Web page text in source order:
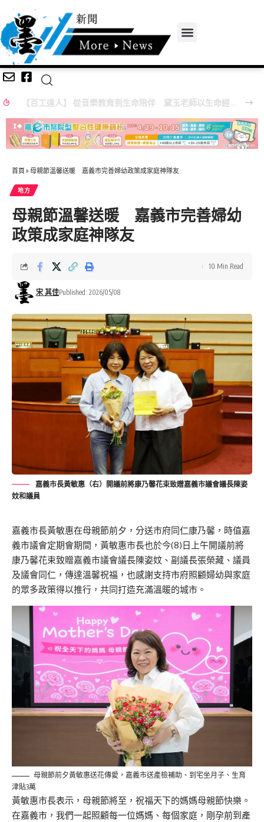
【百工達人】 從音樂教育到生命陪伴 黛玉老師以生命經驗打造共學平台
首頁 » 母親節溫馨送暖 嘉義市完善婦幼政策成家庭神隊友
地方
母親節溫馨送暖 嘉義市完善婦幼
政策成家庭神隊友
宋 其佳Published: 2026/05/08
10 Min Read
嘉義市長黃敏惠（右）開議前將康乃馨花束致贈嘉義市議會議長陳姿
妏和議員
嘉義市長黃敏惠在母親節前夕， 分送市府同仁康乃馨，時值嘉
義市議會定期會期間， 黃敏惠市長也於今(8)日上午開議前將
康乃馨花束致贈嘉義市議會議長陳姿妏 、副議長張榮藏、議員
及議會同仁，傳達溫馨祝福，也感謝支持市府照顧婦幼與家庭
的眾多政策得以推行，共同打造充滿溫暖的城市。
母親節前夕黃敏惠送花傳愛，嘉義市送產檢補助、到宅坐月子、生育
津貼3萬
黃敏惠市長表示，母親節將至，祝福天下的媽媽母親節快樂。
在嘉義市，我們一起照顧每一位媽媽、每個家庭， 剛孕前到產